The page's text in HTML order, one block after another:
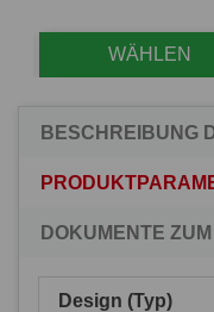
WÄHLEN
BESCHREIBUNG
DOKUMENTE
Design (Typ)